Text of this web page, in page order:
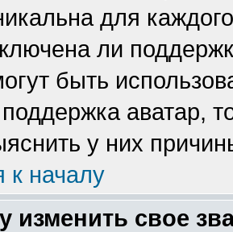
для
ли
быть
аватар,
у них
к началу
изменить свое